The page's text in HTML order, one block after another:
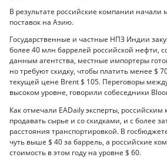
В результате российские компании
поставок на Азию.
Государственные и частные НПЗ Индии
более 40 млн баррелей российской нефти,
данным агентства, местные импортеры
но требуют скидку, чтобы платить менее $
текущей цене Brent $ 105. Переговоры
высоком уровне, говорили собеседники
Как отмечали EADaily эксперты,
продавать сырье и со скидками, и с более
расстояния транспортировкой. В
чуть выше $ 40 за баррель, а российские
стоимость в этом году на уровне $ 60.